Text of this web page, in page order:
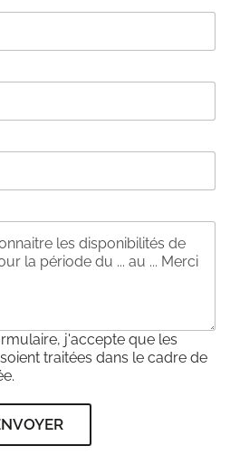
j'accepte que les
traitées dans le cadre de